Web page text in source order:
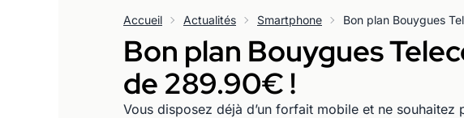
Accueil Actualités Smartphone
Bon plan Bouygues
de 289.90€ !
Vous disposez déjà d’un forfait mobile et ne